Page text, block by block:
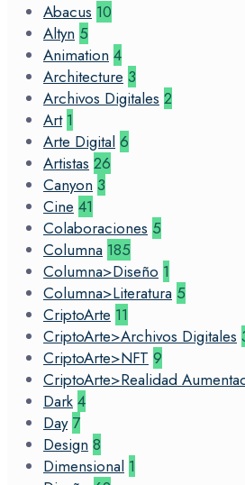
Abacus 10
Altyn 5
Animation 4
Architecture 3
Archivos Digitales 2
Art 1
Arte Digital 6
Artistas 26
Canyon 3
Cine 41
Colaboraciones 5
Columna 185
Columna>Diseño 1
Columna>Literatura 5
CriptoArte 11
CriptoArte>Archivos Digitales
CriptoArte>NFT 9
CriptoArte>Realidad
Dark 4
Day 7
Design 8
Dimensional 1